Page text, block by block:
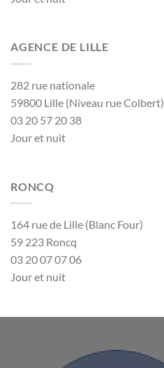
AGENCE DE LILLE
282 rue nationale
59800 Lille (Niveau rue Colbert)
03 20 57 20 38
Jour et nuit
RONCQ
164 rue de Lille (Blanc Four)
59 223 Roncq
03 20 07 07 06
Jour et nuit